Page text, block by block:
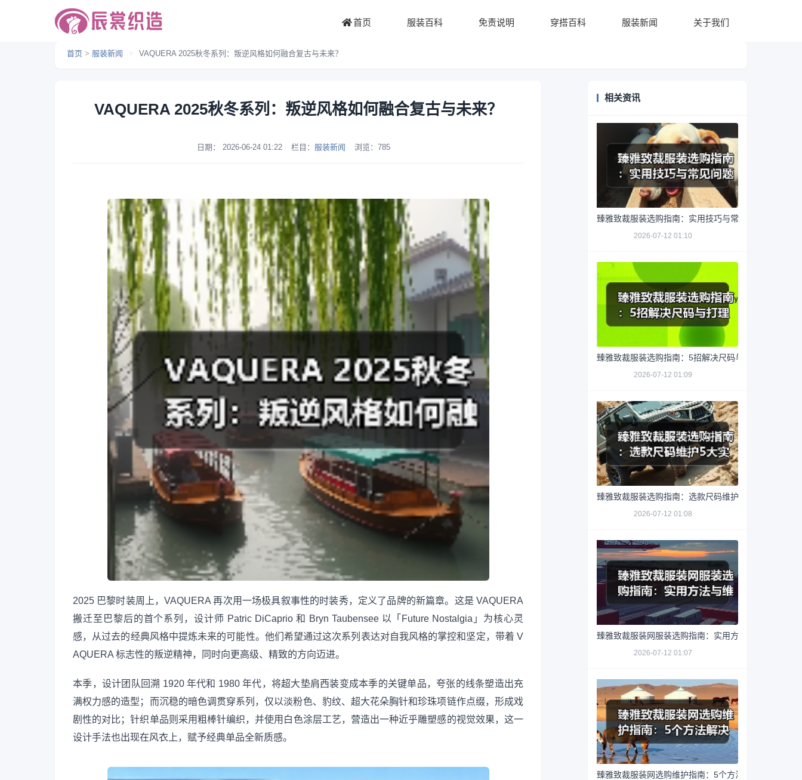
首页 服装百科 免责说明 穿搭百科 服装新闻 关于我们
首页 > 服装新闻 > VAQUERA 2025秋冬系列：叛逆风格如何融合复古与未来？
VAQUERA 2025秋冬系列：叛逆风格如何融合复古与未来？
日期： 2026-06-24 01:22 栏目： 服装新闻 浏览： 785
2025 巴黎时装周上，VAQUERA 再次用一场极具叙事性的时装秀，定义了品牌的新篇章。这是 VAQUERA
搬迁至巴黎后的首个系列，设计师 Patric DiCaprio 和 Bryn Taubensee 以「Future Nostalgia」为核心灵
感，从过去的经典风格中提炼未来的可能性。他们希望通过这次系列表达对自我风格的掌控和坚定，带着 V
AQUERA 标志性的叛逆精神，同时向更高级、精致的方向迈进。
本季，设计团队回溯 1920 年代和 1980 年代，将超大垫肩西装变成本季的关键单品，夸张的线条塑造出充
满权力感的造型；而沉稳的暗色调贯穿系列，仅以淡粉色、豹纹、超大花朵胸针和珍珠项链作点缀，形成戏
剧性的对比；针织单品则采用粗棒针编织，并使用白色涂层工艺，营造出一种近乎雕塑感的视觉效果，这一
设计手法也出现在风衣上，赋予经典单品全新质感。
相关资讯
臻雅致裁服装选购指南：实用技巧与常见问题解析
2026-07-12 01:10
臻雅致裁服装选购指南：5招解决尺码与打理难题
2026-07-12 01:09
臻雅致裁服装选购指南：选款尺码维护5大实用方法
2026-07-12 01:08
臻雅致裁服装网服装选购指南：实用方法与维护技巧
2026-07-12 01:07
臻雅致裁服装网选购维护指南：5个方法解决网购踩坑